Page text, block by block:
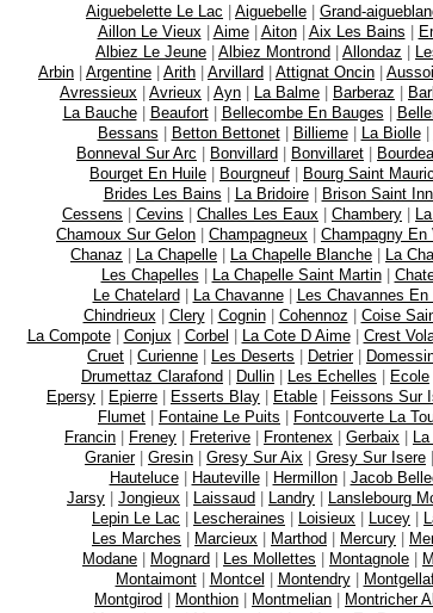
Aiguebelette Le Lac | Aiguebelle | Grand-
Aillon Le Vieux | Aime| Aiton| Aix Les Bains |
Albiez Le Jeune | Albiez Montrond | Allondaz |
Arbin | Argentine | Arith | Arvillard | Attignat Oncin |
Avressieux | Avrieux | Ayn | La Balme | Barberaz |
La Bauche| Beaufort| Bellecombe En Bauges |
Bessans | Betton Bettonet| Billieme| La Biolle|
Bonneval Sur Arc | Bonvillard | Bonvillaret |
Bourget En Huile | Bourgneuf | Bourg Saint
Brides Les Bains | La Bridoire| Brison Saint
Cessens | Cevins | Challes Les Eaux | Chambery |
Chamoux Sur Gelon | Champagneux | Champagny En
Chanaz | La Chapelle | La Chapelle Blanche | La
Les Chapelles | La Chapelle Saint Martin|
Le Chatelard| La Chavanne| Les Chavannes En
Chindrieux | Clery| Cognin| Cohennoz | Coise
La Compote| Conjux | Corbel | La Cote D Aime| Crest
Cruet | Curienne | Les Deserts | Detrier|
Drumettaz Clarafond | Dullin | Les Echelles | Ecole
Epersy | Epierre | Esserts Blay | Etable | Feissons Sur
Flumet | Fontaine Le Puits | Fontcouverte La
Francin | Freney | Freterive | Frontenex | Gerbaix |
Granier| Gresin | Gresy Sur Aix | Gresy Sur Isere |
Hauteluce| Hauteville| Hermillon| Jacob
Jarsy | Jongieux | Laissaud | Landry | Lanslebourg
Lepin Le Lac | Lescheraines | Loisieux | Lucey |
Les Marches | Marcieux | Marthod | Mercury |
Modane | Mognard | Les Mollettes | Montagnole |
Montaimont| Montcel | Montendry|
Montgirod | Monthion | Montmelian | Montricher